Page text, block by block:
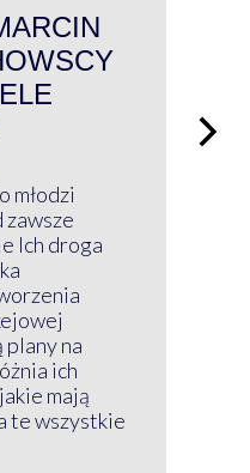
młodzi
Ich droga
na
ich
mają
te wszystkie